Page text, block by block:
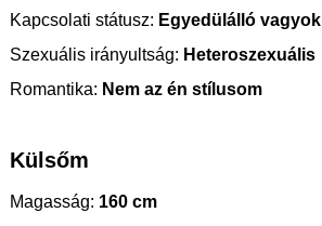
Kapcsolati státusz: Egyedülálló vagyok
Szexuális irányultság: Heteroszexuális
Romantika: Nem az én stílusom
Külsőm
Magasság: 160 cm